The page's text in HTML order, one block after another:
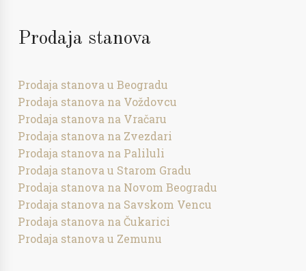
Prodaja stanova
Prodaja stanova u Beogradu
Prodaja stanova na Voždovcu
Prodaja stanova na Vračaru
Prodaja stanova na Zvezdari
Prodaja stanova na Paliluli
Prodaja stanova u Starom Gradu
Prodaja stanova na Novom Beogradu
Prodaja stanova na Savskom Vencu
Prodaja stanova na Čukarici
Prodaja stanova u Zemunu